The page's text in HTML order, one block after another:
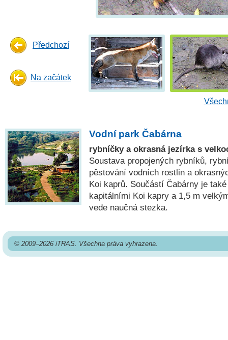
Předchozí
Na začátek
Vodní park Čabárna
rybníčky a okrasná jezírka s
Soustava propojených rybníků,
pěstování vodních rostlin a
Koi kaprů. Součástí Čabárny je
kapitálními Koi kapry a 1,5 m
vede naučná stezka.
© 2009–2026 iTRAS. Všechna práva vyhrazena.